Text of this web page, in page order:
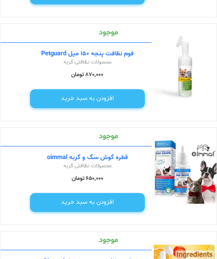
موجود
فوم نظافت پنجه 150 میل Petguard
محصولات نظافتی گربه
870,000 تومان
افزودن به سبد خرید
موجود
قطره گوش سگ و گربه oimmal
محصولات نظافتی گربه
650,000 تومان
افزودن به سبد خرید
موجود